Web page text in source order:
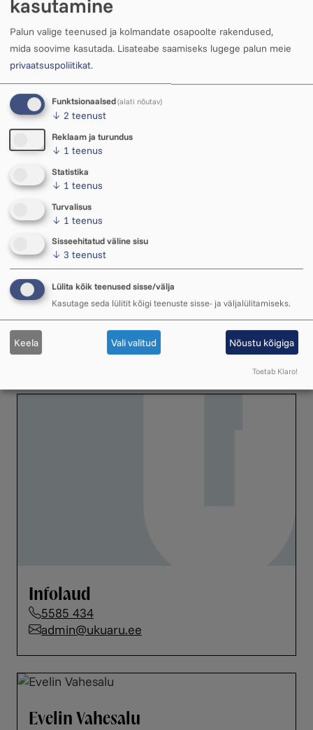
Tom Pärlin
Majandustöötaja
5626 7155
Marju Põdersalu
Peaadministraator
5814 7044
marju.podersalu@ukuaru.ee
Infolaud
5585 434
admin@ukuaru.ee
Evelin Vahesalu
kasutamine
Palun valige teenused ja kolmandate osapoolte rakendused,
mida soovime kasutada. Lisateabe saamiseks lugege palun meie
privaatsuspoliitikat.
Funktsionaalsed(alati nõutav)
↓ 2 teenust
Reklaam ja turundus
↓ 1 teenus
Statistika
↓ 1 teenus
Turvalisus
↓ 1 teenus
Sisseehitatud väline sisu
↓ 3 teenust
Lülita kõik teenused sisse/välja
Kasutage seda lülitit kõigi teenuste sisse- ja väljalülitamiseks.
Keela Vali valitud Nõustu kõigiga
Toetab Klaro!